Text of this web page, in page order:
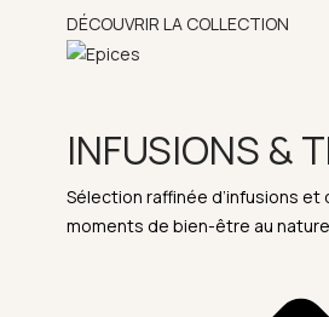
DÉCOUVRIR LA COLLECTION
INFUSIONS &
Sélection raffinée d’infusions
moments de bien-être au